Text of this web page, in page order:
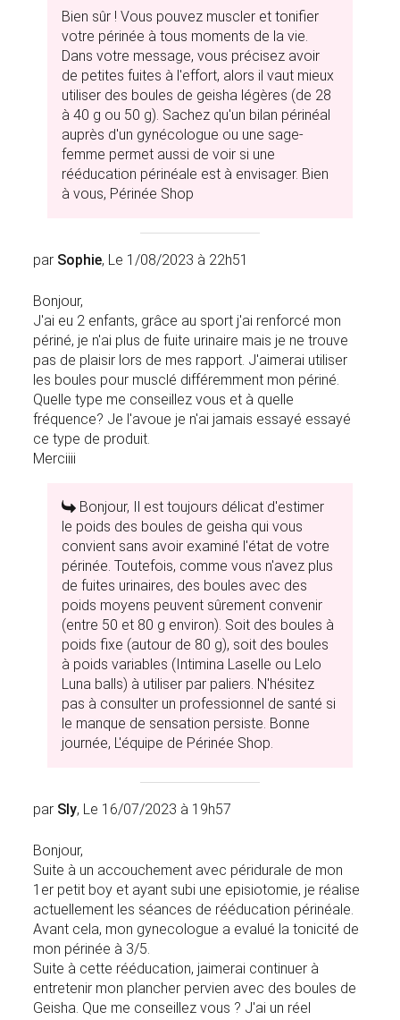
Bien sûr ! Vous pouvez muscler et tonifier
votre périnée à tous moments de la vie.
Dans votre message, vous précisez avoir
de petites fuites à l'effort, alors il vaut mieux
utiliser des boules de geisha légères (de 28
à 40 g ou 50 g). Sachez qu'un bilan périnéal
auprès d'un gynécologue ou une sage-
femme permet aussi de voir si une
rééducation périnéale est à envisager. Bien
à vous, Périnée Shop
par Sophie, Le 1/08/2023 à 22h51
Bonjour,
J'ai eu 2 enfants, grâce au sport j'ai renforcé mon
périné, je n'ai plus de fuite urinaire mais je ne trouve
pas de plaisir lors de mes rapport. J'aimerai utiliser
les boules pour musclé différemment mon périné.
Quelle type me conseillez vous et à quelle
fréquence? Je l'avoue je n'ai jamais essayé essayé
ce type de produit.
Merciiii
Bonjour, Il est toujours délicat d'estimer
le poids des boules de geisha qui vous
convient sans avoir examiné l'état de votre
périnée. Toutefois, comme vous n'avez plus
de fuites urinaires, des boules avec des
poids moyens peuvent sûrement convenir
(entre 50 et 80 g environ). Soit des boules à
poids fixe (autour de 80 g), soit des boules
à poids variables (Intimina Laselle ou Lelo
Luna balls) à utiliser par paliers. N'hésitez
pas à consulter un professionnel de santé si
le manque de sensation persiste. Bonne
journée, L'équipe de Périnée Shop.
par Sly, Le 16/07/2023 à 19h57
Bonjour,
Suite à un accouchement avec péridurale de mon
1er petit boy et ayant subi une episiotomie, je réalise
actuellement les séances de rééducation périnéale.
Avant cela, mon gynecologue a evalué la tonicité de
mon périnée à 3/5.
Suite à cette rééducation, jaimerai continuer à
entretenir mon plancher pervien avec des boules de
Geisha. Que me conseillez vous ? J'ai un réel